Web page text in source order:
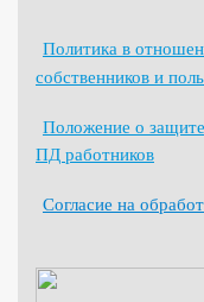
Политика в
собственников и
Положение о
ПД работников
Согласие на